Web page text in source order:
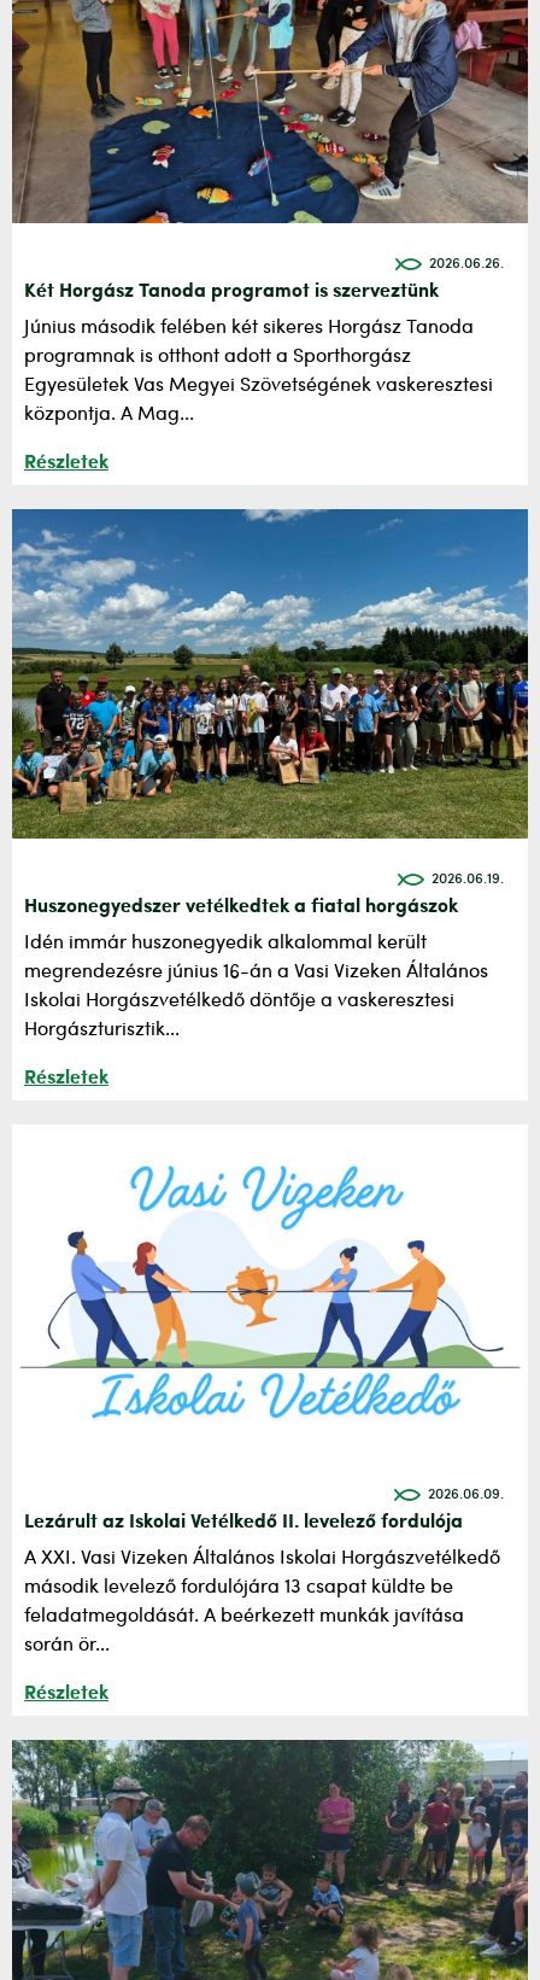
2026.06.26.
Két Horgász Tanoda programot is szerveztünk
Június második felében két sikeres Horgász Tanoda
programnak is otthont adott a Sporthorgász
Egyesületek Vas Megyei Szövetségének vaskeresztesi
központja. A Mag...
Részletek
2026.06.19.
Huszonegyedszer vetélkedtek a fiatal horgászok
Idén immár huszonegyedik alkalommal került
megrendezésre június 16-án a Vasi Vizeken Általános
Iskolai Horgászvetélkedő döntője a vaskeresztesi
Horgászturisztik...
Részletek
2026.06.09.
Lezárult az Iskolai Vetélkedő II. levelező fordulója
A XXI. Vasi Vizeken Általános Iskolai Horgászvetélkedő
második levelező fordulójára 13 csapat küldte be
feladatmegoldását. A beérkezett munkák javítása
során ör...
Részletek